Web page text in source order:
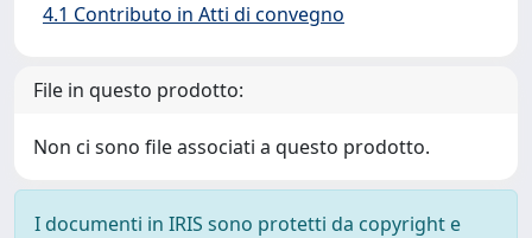
4.1 Contributo in Atti di convegno
File in questo prodotto:
Non ci sono file associati a questo prodotto.
I documenti in IRIS sono protetti da copyright e